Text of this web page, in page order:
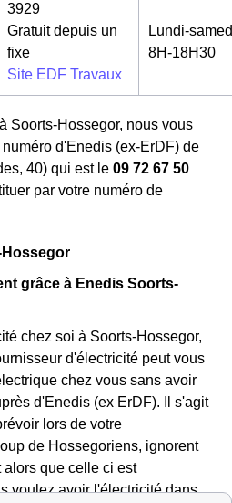
3929
Gratuit depuis un
fixe
Site EDF Travaux
Lundi-
8H-18H30
à Soorts-Hossegor, nous vous
d'Enedis (ex-ErDF) de
40) qui est le 09 72 67 50
par votre numéro de
grâce à Enedis Soorts-
chez soi à Soorts-Hossegor,
d'électricité peut vous
chez vous sans avoir
d'Enedis (ex ErDF). Il s'agit
lors de votre
de Hossegoriens, ignorent
alors que celle ci est
voulez avoir l'électricité dans